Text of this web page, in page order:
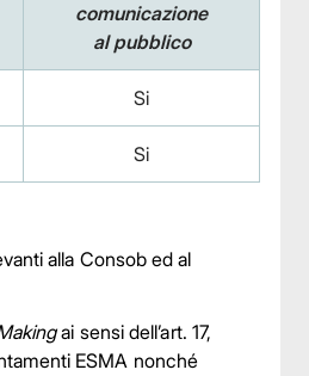
comunicazione
​​​​​​​al pubblico
Si
Si
alla Consob ed al
ai sensi dell’art. 17,
ESMA nonché